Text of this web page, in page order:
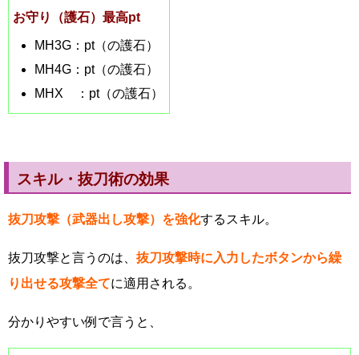
お守り（護石）最高pt
MH3G：pt（の護石）
MH4G：pt（の護石）
MHX ：pt（の護石）
スキル・抜刀術の効果
抜刀攻撃（武器出し攻撃）を強化するスキル。
抜刀攻撃と言うのは、 抜刀攻撃時に入力したボタンから繰
り出せる攻撃全てに適用される。
分かりやすい例で言うと、